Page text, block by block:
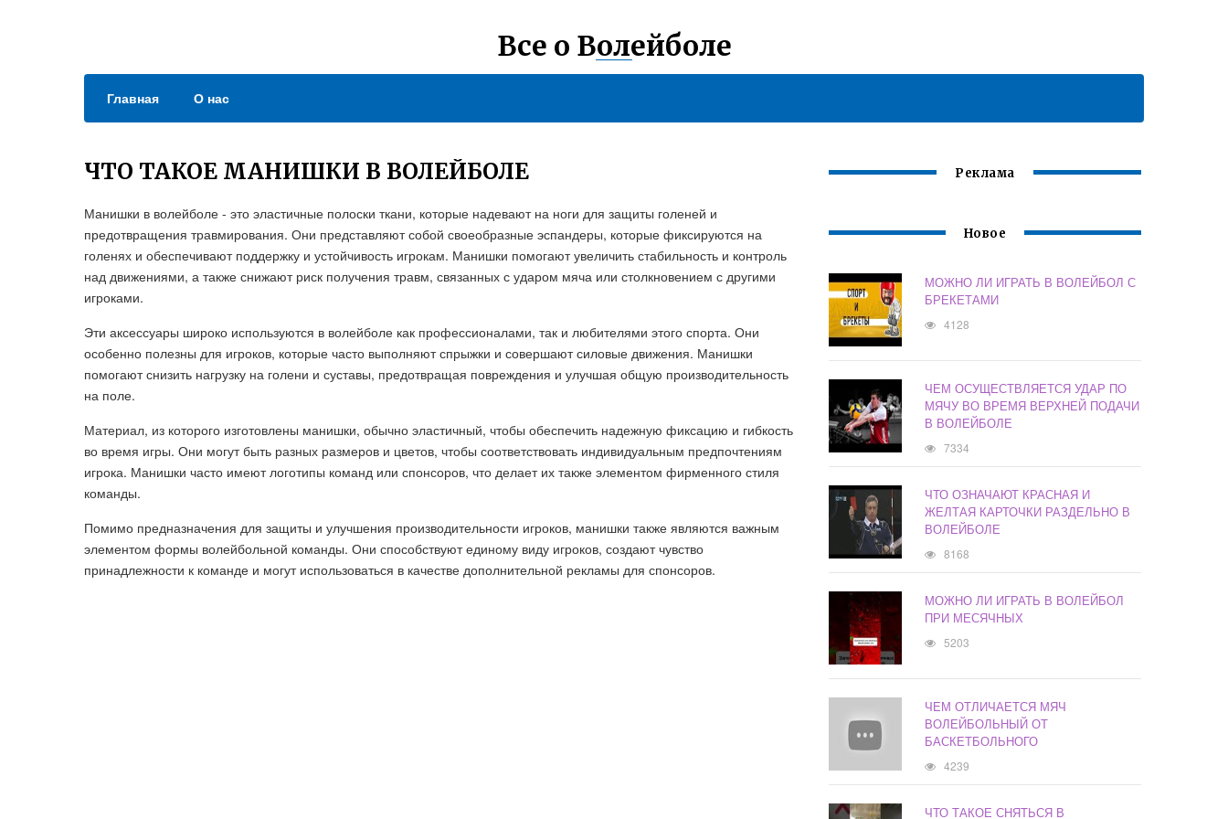
Все о Волейболе
Главная О нас
ЧТО ТАКОЕ МАНИШКИ В ВОЛЕЙБОЛЕ
Манишки в волейболе - это эластичные полоски ткани, которые надевают на ноги для защиты голеней и
предотвращения травмирования. Они представляют собой своеобразные эспандеры, которые фиксируются на
голенях и обеспечивают поддержку и устойчивость игрокам. Манишки помогают увеличить стабильность и контроль
над движениями, а также снижают риск получения травм, связанных с ударом мяча или столкновением с другими
игроками.
Эти аксессуары широко используются в волейболе как профессионалами, так и любителями этого спорта. Они
особенно полезны для игроков, которые часто выполняют спрыжки и совершают силовые движения. Манишки
помогают снизить нагрузку на голени и суставы, предотвращая повреждения и улучшая общую производительность
на поле.
Материал, из которого изготовлены манишки, обычно эластичный, чтобы обеспечить надежную фиксацию и гибкость
во время игры. Они могут быть разных размеров и цветов, чтобы соответствовать индивидуальным предпочтениям
игрока. Манишки часто имеют логотипы команд или спонсоров, что делает их также элементом фирменного стиля
команды.
Помимо предназначения для защиты и улучшения производительности игроков, манишки также являются важным
элементом формы волейбольной команды. Они способствуют единому виду игроков, создают чувство
принадлежности к команде и могут использоваться в качестве дополнительной рекламы для спонсоров.
Реклама
Новое
МОЖНО ЛИ ИГРАТЬ В ВОЛЕЙБОЛ С
БРЕКЕТАМИ
4128
ЧЕМ ОСУЩЕСТВЛЯЕТСЯ УДАР ПО
МЯЧУ ВО ВРЕМЯ ВЕРХНЕЙ ПОДАЧИ
В ВОЛЕЙБОЛЕ
7334
ЧТО ОЗНАЧАЮТ КРАСНАЯ И
ЖЕЛТАЯ КАРТОЧКИ РАЗДЕЛЬНО В
ВОЛЕЙБОЛЕ
8168
МОЖНО ЛИ ИГРАТЬ В ВОЛЕЙБОЛ
ПРИ МЕСЯЧНЫХ
5203
ЧЕМ ОТЛИЧАЕТСЯ МЯЧ
ВОЛЕЙБОЛЬНЫЙ ОТ
БАСКЕТБОЛЬНОГО
4239
ЧТО ТАКОЕ СНЯТЬСЯ В